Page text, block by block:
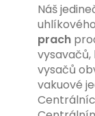
Náš
prach
vysačů
vakuové